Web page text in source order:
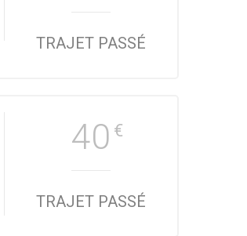
TRAJET PASSÉ
40 €
TRAJET PASSÉ